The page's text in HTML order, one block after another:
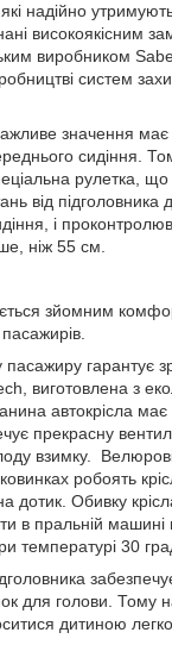
надійно утримують
високоякісним
виробником
систем
значення має
сидіння.
рулетка,
від підголовника
і
ніж 55 см.
зйомним
гарантує
виготовлена з
автокрісла має
прекрасну
взимку.
робоять
дотик. Обивку
в пральній машині
температурі 30
для голови. Тому
дитиною